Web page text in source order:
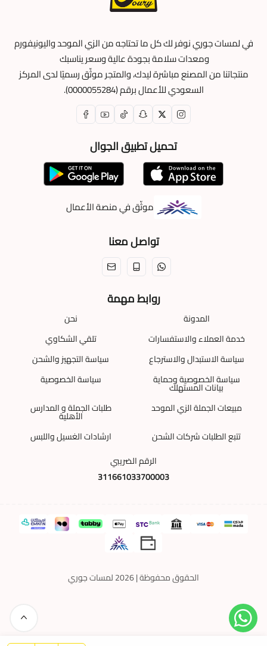
في لمسات جوري نوفر لك كل ما تحتاجه من الزي الموحد واليونيفورم
ومعدات سلامة بجودة عالية وسعر يناسبك
منتجاتنا من المصنع مباشرة ليدك، والمتجر موثّق رسميًا لدى المركز
السعودي للأعمال برقم (0000055284).
تحميل تطبيق الجوال
موثّق في منصة الأعمال
تواصل معنا
روابط مهمة
المدونة
نحن
خدمة العملاء والاستفسارات
تلقي الشكاوي
سياسة الاستبدال والاسترجاع
سياسة التجهيز والشحن
سياسة الخصوصية وحماية
بيانات المستهلك
سياسة الخصوصية
مبيعات الجملة الزي الموحد
طلبات الجملة و المدارس
الأهلية
تتبع الطلبات شركات الشحن
ارشادات الغسيل واللبس
الرقم الضريبي
311661033700003
الحقوق محفوظة | 2026 لمسات جوري